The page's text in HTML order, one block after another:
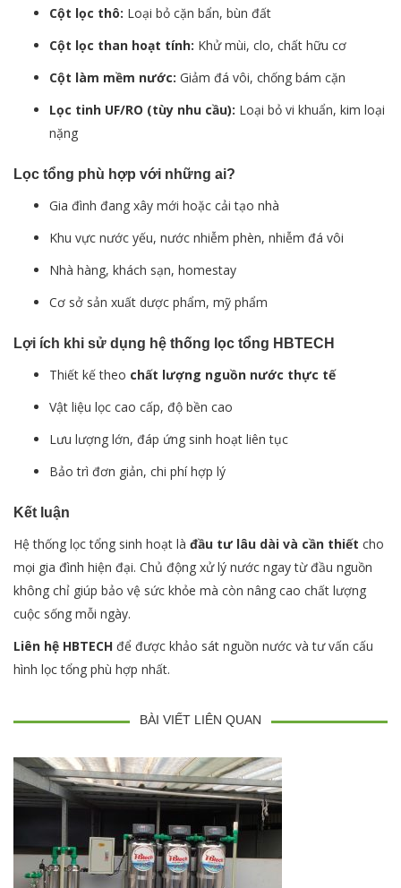
Cột lọc thô: Loại bỏ cặn bẩn, bùn đất
Cột lọc than hoạt tính: Khử mùi, clo, chất hữu cơ
Cột làm mềm nước: Giảm đá vôi, chống bám cặn
Lọc tinh UF/RO (tùy nhu cầu): Loại bỏ vi khuẩn, kim loại
nặng
Lọc tổng phù hợp với những ai?
Gia đình đang xây mới hoặc cải tạo nhà
Khu vực nước yếu, nước nhiễm phèn, nhiễm đá vôi
Nhà hàng, khách sạn, homestay
Cơ sở sản xuất dược phẩm, mỹ phẩm
Lợi ích khi sử dụng hệ thống lọc tổng HBTECH
Thiết kế theo chất lượng nguồn nước thực tế
Vật liệu lọc cao cấp, độ bền cao
Lưu lượng lớn, đáp ứng sinh hoạt liên tục
Bảo trì đơn giản, chi phí hợp lý
Kết luận
Hệ thống lọc tổng sinh hoạt là đầu tư lâu dài và cần thiết cho
mọi gia đình hiện đại. Chủ động xử lý nước ngay từ đầu nguồn
không chỉ giúp bảo vệ sức khỏe mà còn nâng cao chất lượng
cuộc sống mỗi ngày.
Liên hệ HBTECH để được khảo sát nguồn nước và tư vấn cấu
hình lọc tổng phù hợp nhất.
BÀI VIẾT LIÊN QUAN